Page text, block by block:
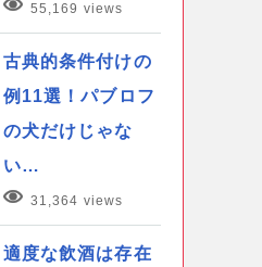
55,169 views
古典的条件付けの
例11選！パブロフ
の犬だけじゃな
い…
31,364 views
適度な飲酒は存在